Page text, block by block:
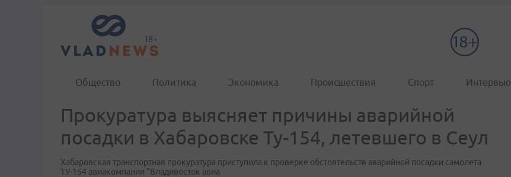
Общество Политика Экономика Происшествия Спорт Интервью
Прокуратура выясняет причины аварийной
посадки в Хабаровске Ту-154, летевшего в Сеул
Xабаровская транспортная прокуратура приступила к проверке обстоятельств аварийной посадки самолета
ТУ-154 авиакомпании "Владивосток авиа